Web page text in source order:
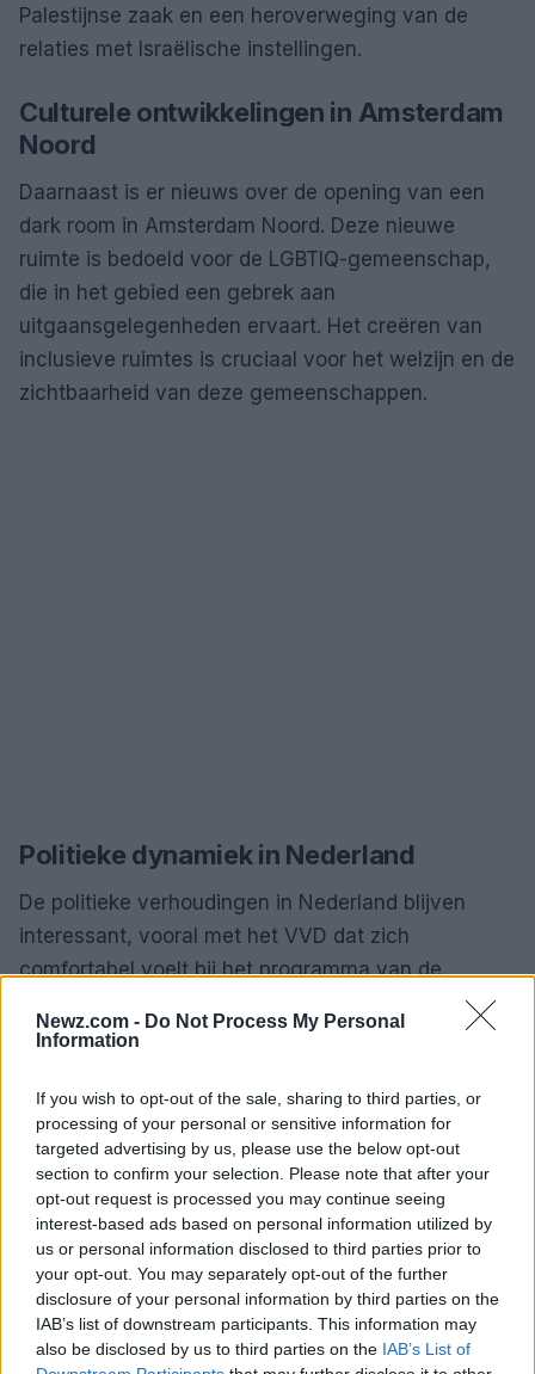
Newz.com - Do Not Process My Personal
Information
If you wish to opt-out of the sale, sharing to third parties, or
processing of your personal or sensitive information for
targeted advertising by us, please use the below opt-out
section to confirm your selection. Please note that after your
opt-out request is processed you may continue seeing
interest-based ads based on personal information utilized by
us or personal information disclosed to third parties prior to
your opt-out. You may separately opt-out of the further
disclosure of your personal information by third parties on the
IAB’s list of downstream participants. This information may
also be disclosed by us to third parties on the IAB’s List of
Palestijnse zaak en een heroverweging van de
relaties met Israëlische instellingen.
Culturele ontwikkelingen in Amsterdam
Noord
Daarnaast is er nieuws over de opening van een
dark room in Amsterdam Noord. Deze nieuwe
ruimte is bedoeld voor de LGBTIQ-gemeenschap,
die in het gebied een gebrek aan
uitgaansgelegenheden ervaart. Het creëren van
inclusieve ruimtes is cruciaal voor het welzijn en de
zichtbaarheid van deze gemeenschappen.
Politieke dynamiek in Nederland
De politieke verhoudingen in Nederland blijven
interessant, vooral met het VVD dat zich
comfortabel voelt bij het programma van de
extreemrechtse partijen, maar zich tegelijkertijd
distantieert van de leider Geert Wilders, die als
politieke allianties complex zijn en voortdurend in
beweging.
Veranderingen in het openbaar vervoer
Recentelijk heeft een aanrijding tussen trams in
Amsterdam geleid tot verwondingen en wijzigingen
in de routes. Dit incident benadrukt de noodzaak
van veiligheidsmaatregelen en een efficiënte